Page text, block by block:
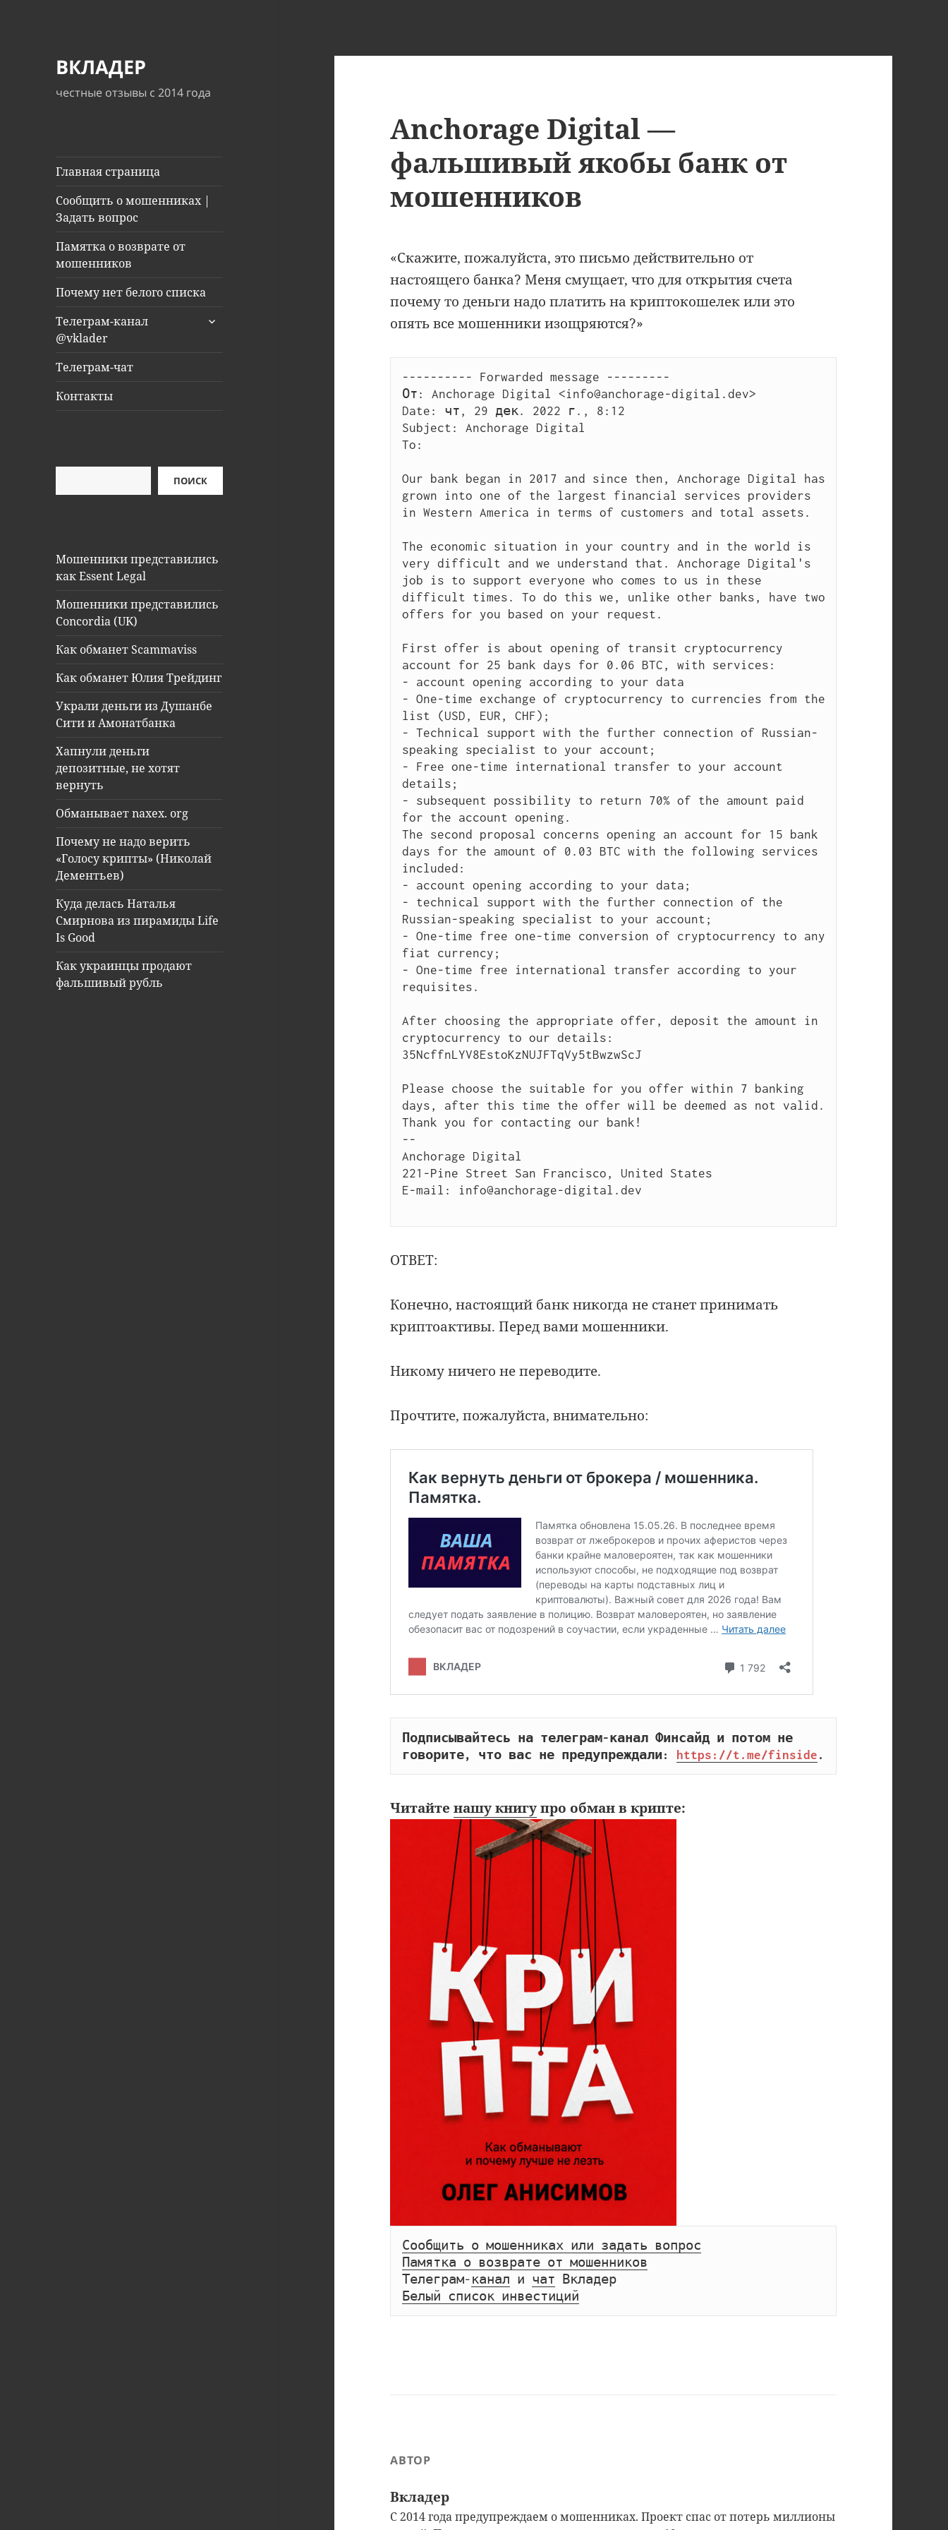
ВКЛАДЕР
честные отзывы с 2014 года
Главная страница
Сообщить о мошенниках |
Задать вопрос
Памятка о возврате от
мошенников
Почему нет белого списка
Телеграм-канал
@vklader
раскрыть
Телеграм-чат
Контакты
ПОИСК
Мошенники представились
как Essent Legal
Мошенники представились
Concordia (UK)
Как обманет Scammaviss
Как обманет Юлия Трейдинг
Украли деньги из Душанбе
Сити и Амонатбанка
Хапнули деньги
депозитные, не хотят
вернуть
Обманывает naxex. org
Почему не надо верить
«Голосу крипты» (Николай
Дементьев)
Куда делась Наталья
Смирнова из пирамиды Life
Is Good
Как украинцы продают
фальшивый рубль
Anchorage Digital —
фальшивый якобы банк от
мошенников
«Скажите, пожалуйста, это письмо действительно от
настоящего банка? Меня смущает, что для открытия счета
почему то деньги надо платить на криптокошелек или это
опять все мошенники изощряются?»
---------- Forwarded message ---------
От: Anchorage Digital <info@anchorage-digital.dev>
Date: чт, 29 дек. 2022 г., 8:12
Subject: Anchorage Digital
To:
Our bank began in 2017 and since then, Anchorage Digital has
grown into one of the largest financial services providers
in Western America in terms of customers and total assets.
The economic situation in your country and in the world is
very difficult and we understand that. Anchorage Digital's
job is to support everyone who comes to us in these
difficult times. To do this we, unlike other banks, have two
offers for you based on your request.
First offer is about opening of transit cryptocurrency
account for 25 bank days for 0.06 BTC, with services:
- account opening according to your data
- One-time exchange of cryptocurrency to currencies from the
list (USD, EUR, CHF);
- Technical support with the further connection of Russian-
speaking specialist to your account;
- Free one-time international transfer to your account
details;
- subsequent possibility to return 70% of the amount paid
for the account opening.
The second proposal concerns opening an account for 15 bank
days for the amount of 0.03 BTC with the following services
included:
- account opening according to your data;
- technical support with the further connection of the
Russian-speaking specialist to your account;
- One-time free one-time conversion of cryptocurrency to any
fiat currency;
- One-time free international transfer according to your
requisites.
After choosing the appropriate offer, deposit the amount in
cryptocurrency to our details:
35NcffnLYV8EstoKzNUJFTqVy5tBwzwScJ
Please choose the suitable for you offer within 7 banking
days, after this time the offer will be deemed as not valid.
Thank you for contacting our bank!
--
Anchorage Digital
221-Pine Street San Francisco, United States
E-mail: info@anchorage-digital.dev
ОТВЕТ:
Конечно, настоящий банк никогда не станет принимать
криптоактивы. Перед вами мошенники.
Никому ничего не переводите.
Прочтите, пожалуйста, внимательно:
Подписывайтесь на телеграм-канал Финсайд и потом не
говорите, что вас не предупреждали: https://t.me/finside .
Читайтенашу книгупро обман в крипте:
Сообщить о мошенниках или задать вопрос
Памятка о возврате от мошенников
Телеграм- канал и чат
Вкладер
Белый список инвестиций
АВТОР
Вкладер
С 2014 года предупреждаем о мошенниках. Проект спас от потерь миллионы